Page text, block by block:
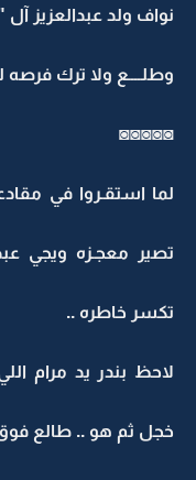
نواف ولد عبدالعزيز
وطلــــع ولا ترك فرصه
◙◙◙◙◙
لما استقـروا في
تصير معجـزه ويجي
تكسر خاطره ..
لاحظ بندر يد مرام
خجل ثم هو .. طالع فوق